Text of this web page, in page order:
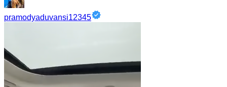
pramodyaduvansi12345